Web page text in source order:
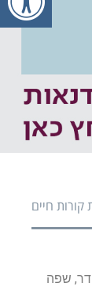
קורות חיים
שפה